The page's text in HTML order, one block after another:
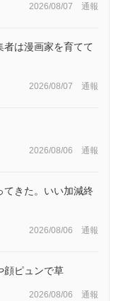
2026/08/07 通報
者は漫画家を育てて
2026/08/07 通報
2026/08/06 通報
てきた。いい加減終
2026/08/06 通報
顔ピュンで草
2026/08/06 通報